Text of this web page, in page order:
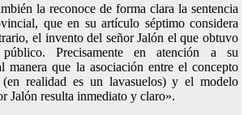
la reconoce de forma clara la sentencia
que en su artículo séptimo considera
el invento del señor Jalón el que obtuvo
Precisamente en atención a su
manera que la asociación entre el concepto
realidad es un lavasuelos) y el modelo
Jalón resulta inmediato y claro».